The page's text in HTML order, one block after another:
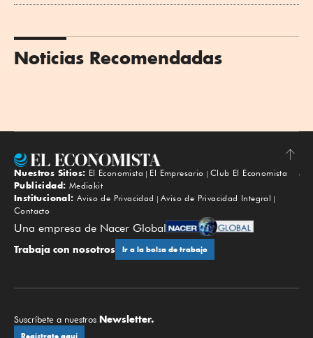
Noticias Recomendadas
Subir
Nuestros Sitios: El Economista El Empresario
Club El Economista
Publicidad: Mediakit
Institucional: Aviso de Privacidad
Aviso de Privacidad Integral
Contacto
Una empresa de Nacer Global
Trabaja con nosotros Ir a la bolsa de trabajo
Suscríbete a nuestros Newsletter.